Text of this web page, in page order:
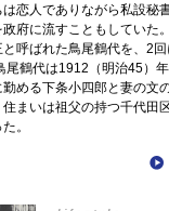
恋人でありながら私設秘
府に流すこともしていた
呼ばれた鳥尾鶴代を、2
尾鶴代は1912（明治45）
める下条小四郎と妻の文
まいは祖父の持つ千代田
。